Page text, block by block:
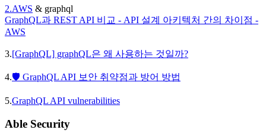
2.AWS & graphql
GraphQL과 REST API 비교 - API 설계 아키텍처 간의 차이점 -
AWS
3.[GraphQL] graphQL은 왜 사용하는 것일까?
4.🛡️ GraphQL API 보안 취약점과 방어 방법
5.GraphQL API vulnerabilities
Able Security